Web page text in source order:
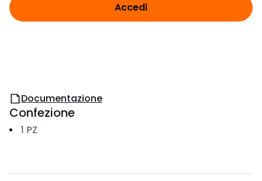
Accedi
Documentazione
Confezione
1 PZ